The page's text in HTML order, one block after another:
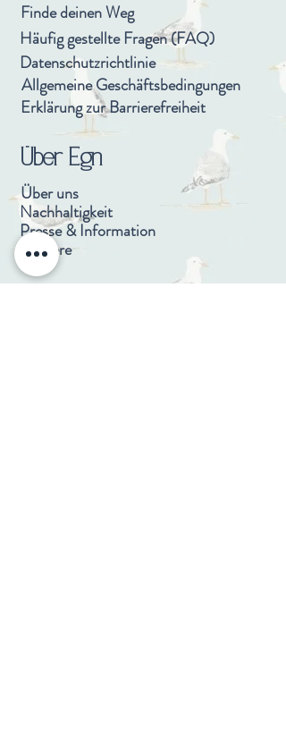
Finde deinen Weg
Häufig gestellte Fragen (FAQ)
Datenschutzrichtlinie
Allgemeine Geschäftsbedingungen
Erklärung zur Barrierefreiheit
Über Egn
Über uns
Nachhaltigkeit
Presse & Information
Karriere